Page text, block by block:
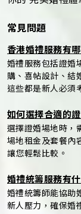
常見問題
香港婚禮服務有
婚禮服務包括證婚
購、喜帖設計、結
這些都是新人必須
如何選擇合適的
選擇證婚場地時，
場地租金及套餐內
讓您輕鬆比較。
婚禮統籌服務有
婚禮統籌師能協助
新人壓力，確保婚